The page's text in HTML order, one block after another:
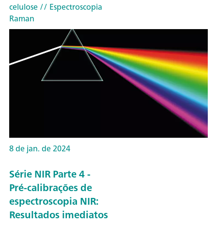
celulose// Espectroscopia
Raman
8 de jan. de 2024
Série NIR Parte 4 -
Pré-calibrações de
espectroscopia NIR:
Resultados imediatos